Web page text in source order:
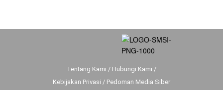
Tentang Kami / Hubungi Kami /
Kebijakan Privasi / Pedoman Media Siber